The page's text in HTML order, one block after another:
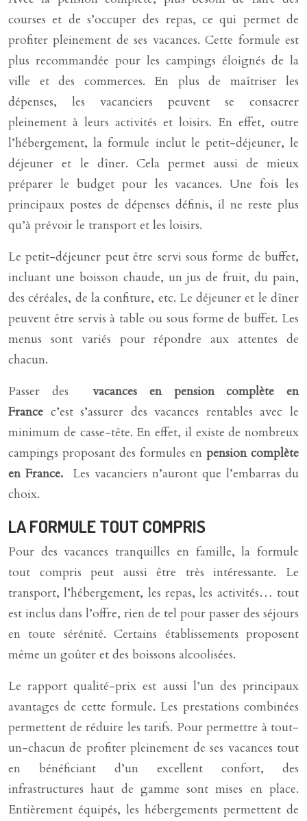
courses et de s’occuper des repas, ce qui permet de
profiter pleinement de ses vacances. Cette formule est
plus recommandée pour les campings éloignés de la
ville et des commerces. En plus de maîtriser les
dépenses, les vacanciers peuvent se consacrer
pleinement à leurs activités et loisirs. En effet, outre
l’hébergement, la formule inclut le petit-déjeuner, le
déjeuner et le dîner. Cela permet aussi de mieux
préparer le budget pour les vacances. Une fois les
principaux postes de dépenses définis, il ne reste plus
qu’à prévoir le transport et les loisirs.
Le petit-déjeuner peut être servi sous forme de buffet,
incluant une boisson chaude, un jus de fruit, du pain,
des céréales, de la confiture, etc. Le déjeuner et le dîner
peuvent être servis à table ou sous forme de buffet. Les
menus sont variés pour répondre aux attentes de
chacun.
Passer desvacances en pension complète en
France c’est s’assurer des vacances rentables avec le
minimum de casse-tête. En effet, il existe de nombreux
campings proposant des formules en pension complète
en France. Les vacanciers n’auront que l’embarras du
choix.
LA FORMULE TOUT COMPRIS
Pour des vacances tranquilles en famille, la formule
tout compris peut aussi être très intéressante. Le
transport, l’hébergement, les repas, les activités… tout
est inclus dans l’offre, rien de tel pour passer des séjours
en toute sérénité. Certains établissements proposent
même un goûter et des boissons alcoolisées.
Le rapport qualité-prix est aussi l’un des principaux
avantages de cette formule. Les prestations combinées
permettent de réduire les tarifs. Pour permettre à tout-
un-chacun de profiter pleinement de ses vacances tout
en bénéficiant d’un excellent confort, des
infrastructures haut de gamme sont mises en place.
Entièrement équipés, les hébergements permettent de